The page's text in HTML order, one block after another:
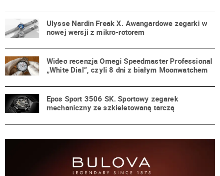
Ulysse Nardin Freak X. Awangardowe zegarki w
nowej wersji z mikro-rotorem
Wideo recenzja Omegi Speedmaster Professional
„White Dial”, czyli 8 dni z białym Moonwatchem
Epos Sport 3506 SK. Sportowy zegarek
mechaniczny ze szkieletowaną tarczą